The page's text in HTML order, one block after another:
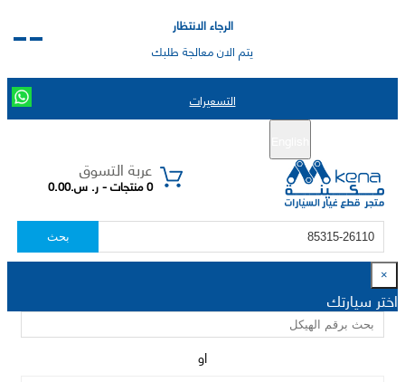
الرجاء الانتظار
يتم الان معالجة طلبك
التسعيرات
عربة التسوق
0 منتجات - ر. س.0.00
بحث
×
اختر سيارتك
او